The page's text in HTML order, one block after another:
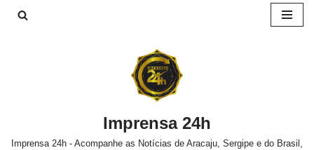
Imprensa 24h
Imprensa 24h - Acompanhe as Notícias de Aracaju, Sergipe e do Brasil,